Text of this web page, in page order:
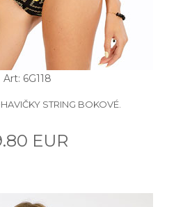
Art: 6G118
STRING BOKOVÉ.
EUR